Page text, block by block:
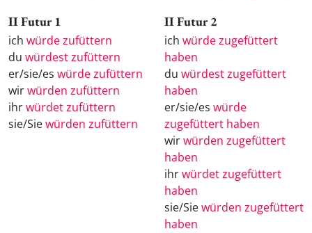
II Futur 1
ich würde zufüttern
du würdest zufüttern
er/sie/es würde zufüttern
wirwürden zufüttern
ihrwürdet zufüttern
sie/Siewürden zufüttern
II Futur 2
ich würde zugefüttert
haben
du würdest zugefüttert
haben
er/sie/es würde
zugefüttert haben
wirwürden zugefüttert
haben
ihrwürdet zugefüttert
haben
sie/Siewürden zugefüttert
haben